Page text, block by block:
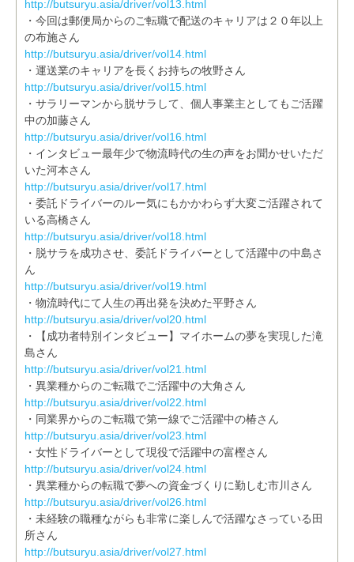
http://butsuryu.asia/driver/vol13.html
・今回は郵便局からのご転職で配送のキャリアは２０年以上
の布施さん
http://butsuryu.asia/driver/vol14.html
・運送業のキャリアを長くお持ちの牧野さん
http://butsuryu.asia/driver/vol15.html
・サラリーマンから脱サラして、個人事業主としてもご活躍
中の加藤さん
http://butsuryu.asia/driver/vol16.html
・インタビュー最年少で物流時代の生の声をお聞かせいただ
いた河本さん
http://butsuryu.asia/driver/vol17.html
・委託ドライバーのルー気にもかかわらず大変ご活躍されて
いる高橋さん
http://butsuryu.asia/driver/vol18.html
・脱サラを成功させ、委託ドライバーとして活躍中の中島さ
ん
http://butsuryu.asia/driver/vol19.html
・物流時代にて人生の再出発を決めた平野さん
http://butsuryu.asia/driver/vol20.html
・【成功者特別インタビュー】マイホームの夢を実現した滝
島さん
http://butsuryu.asia/driver/vol21.html
・異業種からのご転職でご活躍中の大角さん
http://butsuryu.asia/driver/vol22.html
・同業界からのご転職で第一線でご活躍中の椿さん
http://butsuryu.asia/driver/vol23.html
・女性ドライバーとして現役で活躍中の富樫さん
http://butsuryu.asia/driver/vol24.html
・異業種からの転職で夢への資金づくりに勤しむ市川さん
http://butsuryu.asia/driver/vol26.html
・未経験の職種ながらも非常に楽しんで活躍なさっている田
所さん
http://butsuryu.asia/driver/vol27.html